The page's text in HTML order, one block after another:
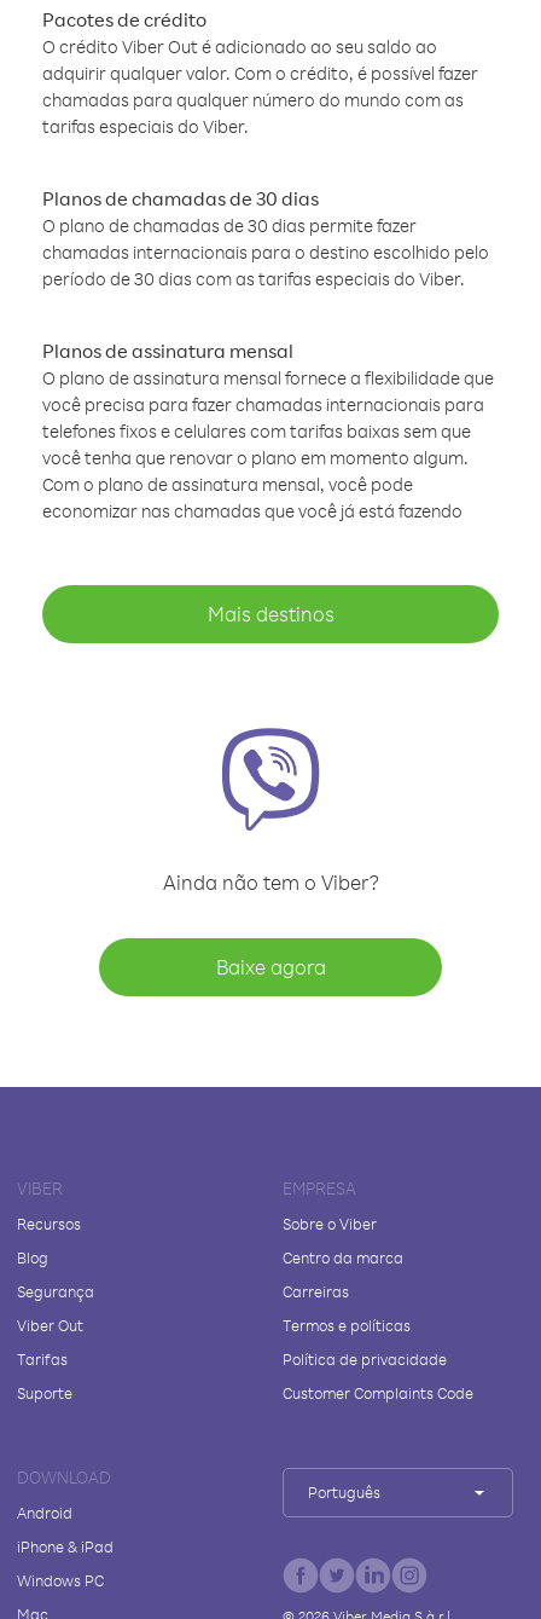
Pacotes de crédito
O crédito Viber Out é adicionado ao seu saldo ao
adquirir qualquer valor. Com o crédito, é possível fazer
chamadas para qualquer número do mundo com as
tarifas especiais do Viber.
Planos de chamadas de 30 dias
O plano de chamadas de 30 dias permite fazer
chamadas internacionais para o destino escolhido pelo
período de 30 dias com as tarifas especiais do Viber.
Planos de assinatura mensal
O plano de assinatura mensal fornece a flexibilidade que
você precisa para fazer chamadas internacionais para
telefones fixos e celulares com tarifas baixas sem que
você tenha que renovar o plano em momento algum.
Com o plano de assinatura mensal, você pode
economizar nas chamadas que você já está fazendo
Mais destinos
Ainda não tem o Viber?
Baixe agora
VIBER
Recursos
Blog
Segurança
Viber Out
Tarifas
Suporte
EMPRESA
Sobre o Viber
Centro da marca
Carreiras
Termos e políticas
Política de privacidade
Customer Complaints Code
DOWNLOAD
Android
iPhone & iPad
Windows PC
Mac
Português